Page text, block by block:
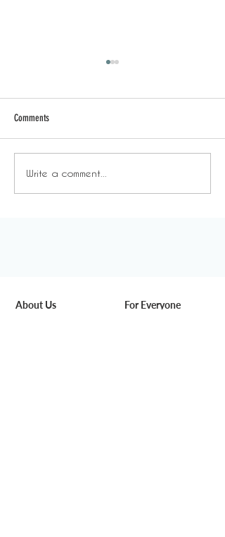
DeskWhy - 「約Friend除了吃
飯，也有其他活動可以
Comments
Write a comment...
About Us
For Everyone